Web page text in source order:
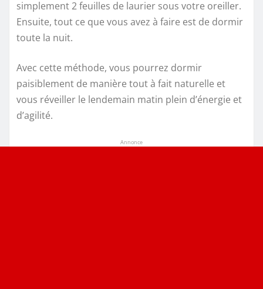
simplement 2 feuilles de laurier sous votre oreiller.
Ensuite, tout ce que vous avez à faire est de dormir
toute la nuit.
Avec cette méthode, vous pourrez dormir
paisiblement de manière tout à fait naturelle et
vous réveiller le lendemain matin plein d’énergie et
d’agilité.
Annonce